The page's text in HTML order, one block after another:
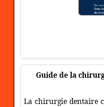
Guide de la
La chirurgie dentaire